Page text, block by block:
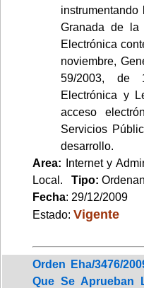
Granada de la
Electrónica
noviembre,
59/2003, de
Electrónica y
acceso
Servicios
desarrollo.
Area: Internet y
Local. Tipo:
Fecha: 29/12/2009
Estado: Vigente
Orden Eha/3476/
Que Se Aprueban